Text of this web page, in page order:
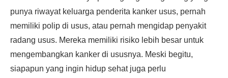
punya riwayat keluarga penderita kanker usus, pernah
memiliki polip di usus, atau pernah mengidap penyakit
radang usus. Mereka memiliki risiko lebih besar untuk
mengembangkan kanker di ususnya. Meski begitu,
siapapun yang ingin hidup sehat juga perlu